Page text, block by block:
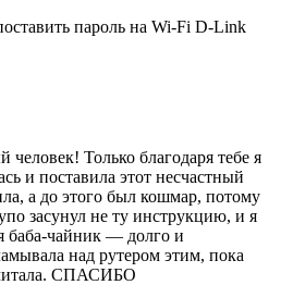
пароль на Wi-Fi D-Link
человек! Только благодаря тебе я
и поставила этот несчастный
а до этого был кошмар, потому
засунул не ту инструкцию, и я
баба-чайник — долго и
над рутером этим, пока
СПАСИБО